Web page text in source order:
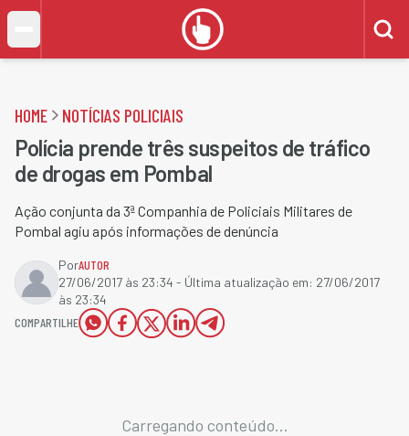
HOME NOTÍCIAS POLICIAIS
Polícia prende três suspeitos de tráfico
de drogas em Pombal
Ação conjunta da 3ª Companhia de Policiais Militares de
Pombal agiu após informações de denúncia
PorAUTOR
27/06/2017 às 23:34 - Última atualização em: 27/06/2017
às 23:34
COMPARTILHE
Carregando conteúdo...